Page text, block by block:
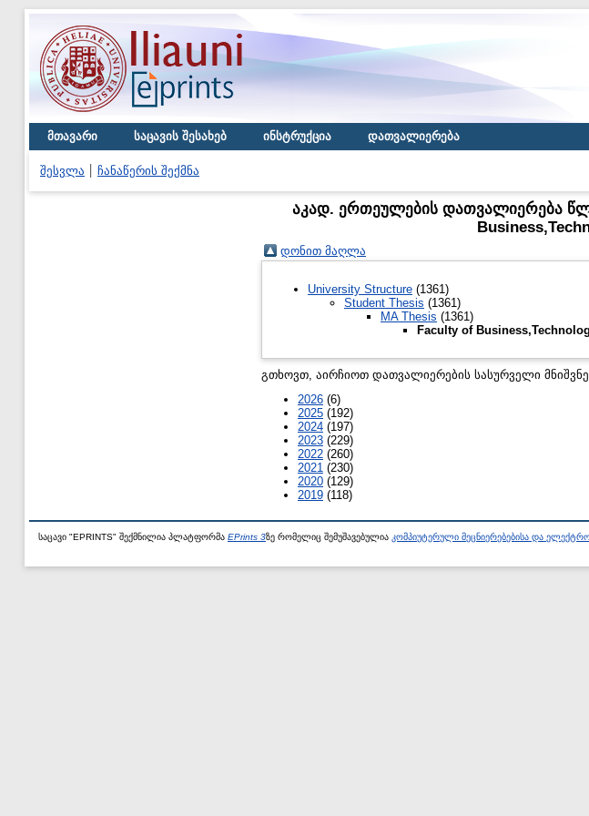
მთავარი საცავის შესახებ ინსტრუქცია დათვალიერება
შესვლა ჩანაწერის შექმნა
აკად. ერთეულების დათვალიერება
დონით მაღლა
University Structure (1361)
Student Thesis (1361)
MA Thesis (1361)
Faculty of
გთხოვთ, აირჩიოთ დათვალიერების სასურველი
2026 (6)
2025 (192)
2024 (197)
2023 (229)
2022 (260)
2021 (230)
2020 (129)
2019 (118)
საცავი "EPRINTS" შექმნილია პლატფორმა EPrints 3ზე რომელიც შემუშავებულია კომპიუტერული მეცნიერებებისა და